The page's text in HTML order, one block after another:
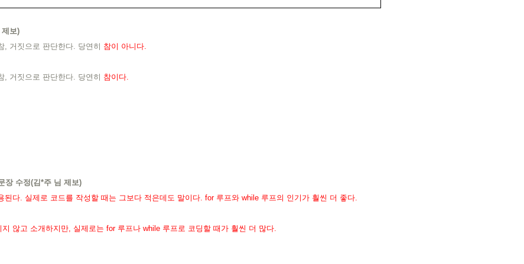
보)
, 거짓으로 판단한다. 당연히 참이 아니다.
, 거짓으로 판단한다. 당연히 참이다.
장 수정(김*주 님 제보)
된다. 실제로 코드를 작성할 때는 그보다 적은데도 말이다. for 루프와 while 루프의 인기가 훨씬 더 좋다.
않고 소개하지만, 실제로는 for 루프나 while 루프로 코딩할 때가 훨씬 더 많다.